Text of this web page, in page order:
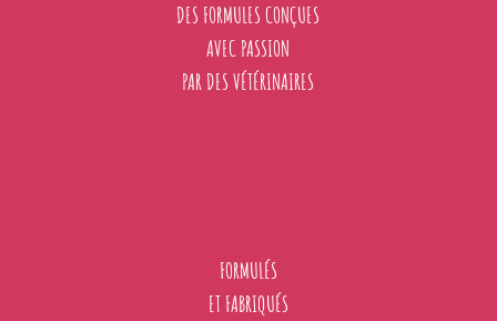
DES FORMULES CONÇUES
AVEC PASSION
PAR DES VÉTÉRINAIRES
FORMULÉS
ET FABRIQUÉS